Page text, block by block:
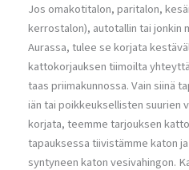
Jos omakotitalon, paritalon,
kerrostalon), autotallin tai jonkin
Aurassa, tulee se korjata
kattokorjauksen tiimoilta
taas priimakunnossa. Vain siinä
iän tai poikkeuksellisten suurien
korjata, teemme tarjouksen
tapauksessa tiivistämme katon
syntyneen katon vesivahingon.